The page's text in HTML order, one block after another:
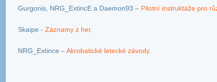
Gurgonis, NRG_ExtincE a Daemon93 – Pilotní instruktáže pro
Skaipe - Záznamy z her.
NRG_Extince –Akrobatické letecké závody.